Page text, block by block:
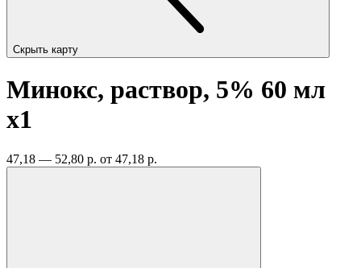
Скрыть карту
Минокс, раствор, 5% 60 мл
x1
47,18 — 52,80 р. от 47,18 р.